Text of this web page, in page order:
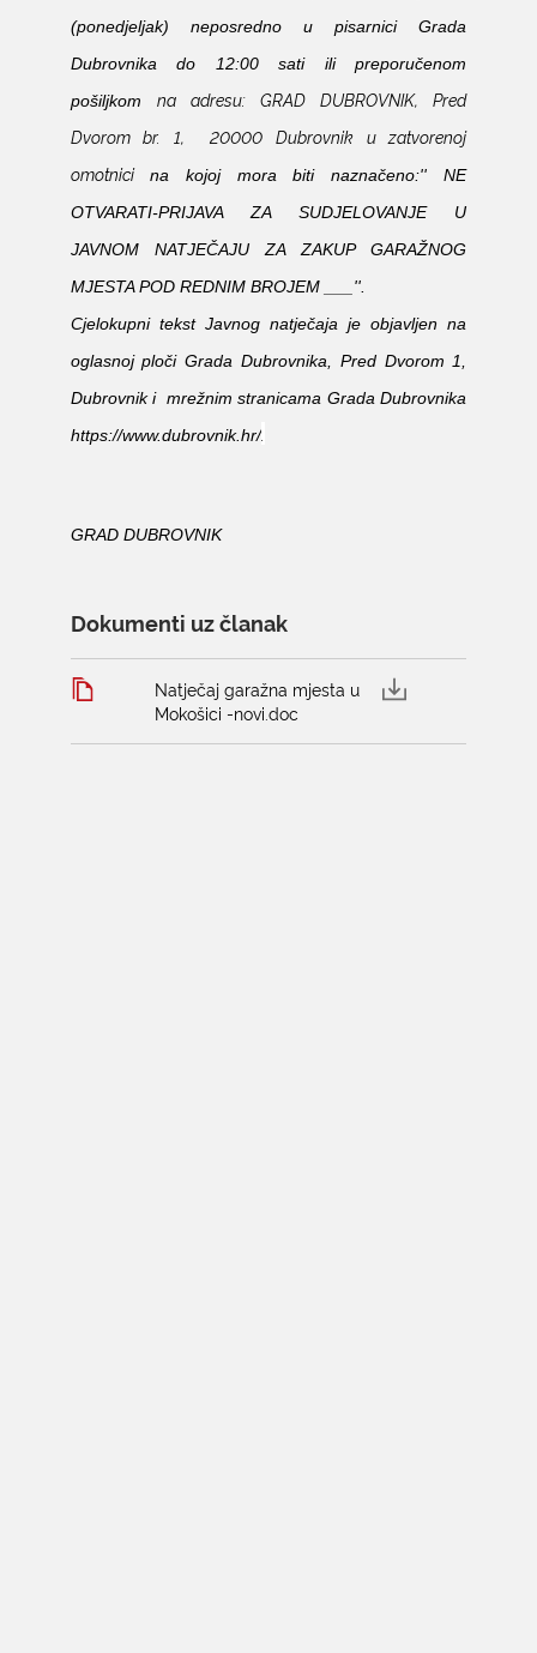
(ponedjeljak) neposredno u pisarnici Grada
Dubrovnika do 12:00 sati ili preporučenom
pošiljkom na adresu: GRAD DUBROVNIK, Pred
Dvorom br. 1,
20000 Dubrovnik u zatvorenoj
omotnici
na kojoj mora biti naznačeno:'' NE
OTVARATI-PRIJAVA ZA SUDJELOVANJE U
JAVNOM NATJEČAJU ZA ZAKUP GARAŽNOG
MJESTA POD REDNIM BROJEM ___''.
Cjelokupni tekst Javnog natječaja je objavljen na
oglasnoj ploči Grada Dubrovnika, Pred Dvorom 1,
Dubrovnik i mrežnim stranicama Grada Dubrovnika
https://www.dubrovnik.hr/.
GRAD DUBROVNIK
Dokumenti uz članak
Natječaj garažna mjesta u
Mokošici -novi.doc